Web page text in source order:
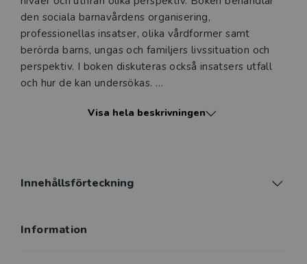
den sociala barnavårdens organisering,
professionellas insatser, olika vårdformer samt
berörda barns, ungas och familjers livssituation och
perspektiv. I boken diskuteras också insatsers utfall
och hur de kan undersökas.
När samhället träder in vänder sig till studerande i
områden.
Visa hela beskrivningen
Innehållsförteckning
Information